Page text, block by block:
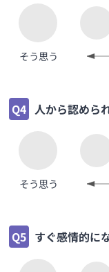
そう思う
Q4 人から認めら
そう思う
Q5 すぐ感情的に